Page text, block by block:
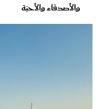
والأصدقاء والأحبّة